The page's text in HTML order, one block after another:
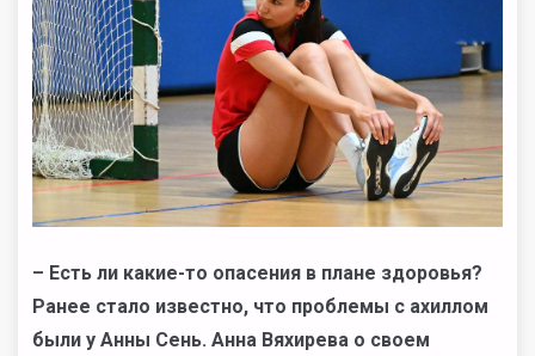
– Есть ли какие-то опасения в плане здоровья?
Ранее стало известно, что проблемы с ахиллом
были у Анны Сень. Анна Вяхирева о своем